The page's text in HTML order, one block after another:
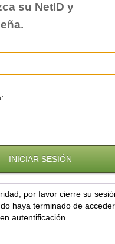
su NetID y
por favor cierre su
haya terminado de
autentificación.